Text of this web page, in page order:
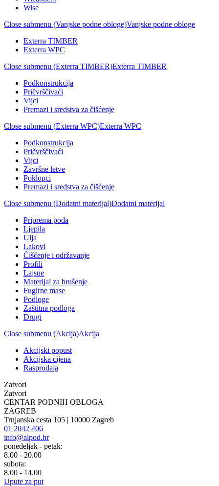
Wise
Close submenu (Vanjske podne obloge)Vanjske podne obloge
Exterra TIMBER
Exterra WPC
Close submenu (Exterra TIMBER)Exterra TIMBER
Podkonstrukcija
Pričvrščivaći
Vijci
Premazi i sredstva za čišćenje
Close submenu (Exterra WPC)Exterra WPC
Podkonstrukcija
Pričvrščivaći
Vijci
Završne letve
Poklopci
Premazi i sredstva za čišćenje
Close submenu (Dodatni materijal)Dodatni materijal
Priprema poda
Ljepila
Ulja
Lakovi
Čišćenje i održavanje
Profili
Lajsne
Materijal za brušenje
Fugirne mase
Podloge
Zaštitna podloga
Drugi
Close submenu (Akcija)Akcija
Akcijski popust
Akcijska cijena
Rasprodaja
Zatvori
Zatvori
CENTAR PODNIH OBLOGA
ZAGREB
Trnjanska cesta 105 | 10000 Zagreb
01 2042 406
info@alpod.hr
ponedeljak - petak:
8.00 - 20.00
subota:
8.00 - 14.00
Upute za put